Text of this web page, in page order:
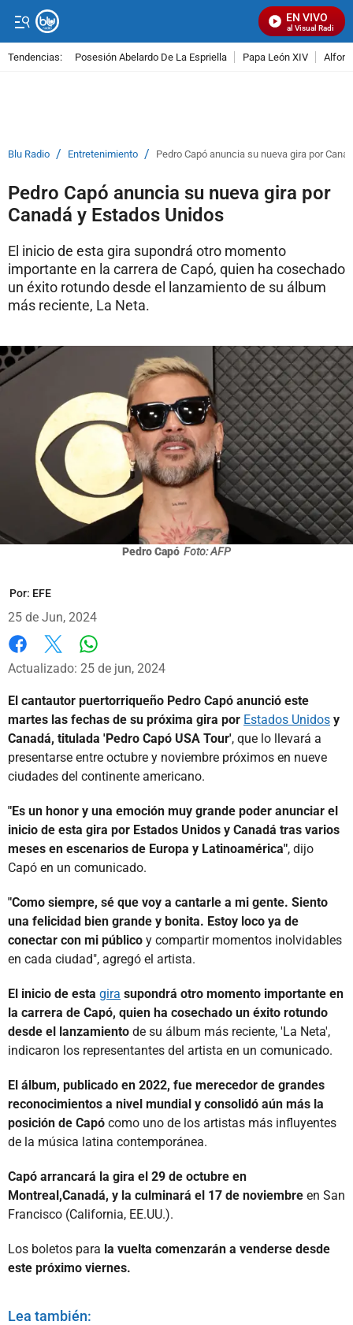
EN VIVO
Señal Visual Radio
Tendencias: Posesión Abelardo De La Espriella Papa León XIV
Blu Radio / Entretenimiento / Pedro Capó anuncia su nueva gira por
Pedro Capó anuncia su nueva gira por
Canadá y Estados Unidos
El inicio de esta gira supondrá otro momento
importante en la carrera de Capó, quien ha cosechado
un éxito rotundo desde el lanzamiento de su álbum
más reciente, La Neta.
Pedro Capó Foto: AFP
Por: EFE
25 de Jun, 2024
Facebook
X
Actualizado: 25 de jun, 2024
El cantautor puertorriqueño Pedro Capó anunció este
martes las fechas de su próxima gira por Estados Unidos y
Canadá, titulada 'Pedro Capó USA Tour', que lo llevará a
presentarse entre octubre y noviembre próximos en nueve
ciudades del continente americano.
"Es un honor y una emoción muy grande poder anunciar el
inicio de esta gira por Estados Unidos y Canadá tras varios
meses en escenarios de Europa y Latinoamérica", dijo
Capó en un comunicado.
"Como siempre, sé que voy a cantarle a mi gente. Siento
una felicidad bien grande y bonita. Estoy loco ya de
conectar con mi público y compartir momentos inolvidables
en cada ciudad", agregó el artista.
El inicio de esta gira supondrá otro momento importante en
la carrera de Capó, quien ha cosechado un éxito rotundo
desde el lanzamiento de su álbum más reciente, 'La Neta',
indicaron los representantes del artista en un comunicado.
El álbum, publicado en 2022, fue merecedor de grandes
reconocimientos a nivel mundial y consolidó aún más la
posición de Capó como uno de los artistas más influyentes
de la música latina contemporánea.
Capó arrancará la gira el 29 de octubre en
Montreal,Canadá, y la culminará el 17 de noviembre en San
Francisco (California, EE.UU.).
Los boletos para la vuelta comenzarán a venderse desde
este próximo viernes.
Lea también: